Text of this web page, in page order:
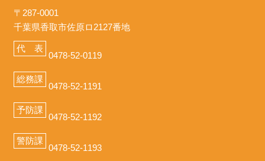
〒287-0001
千葉県香取市佐原ロ2127番地
代 表
0478-52-0119
総務課
0478-52-1191
予防課
0478-52-1192
警防課
0478-52-1193